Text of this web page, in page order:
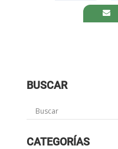
BUSCAR
CATEGORÍAS